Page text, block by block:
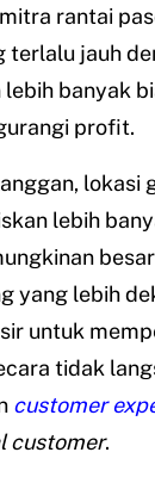
rantai
terlalu jauh
banyak
profit.
lokasi
lebih
yang lebih
untuk
tidak
customer
customer.